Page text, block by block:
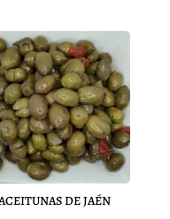
DE JAÉN